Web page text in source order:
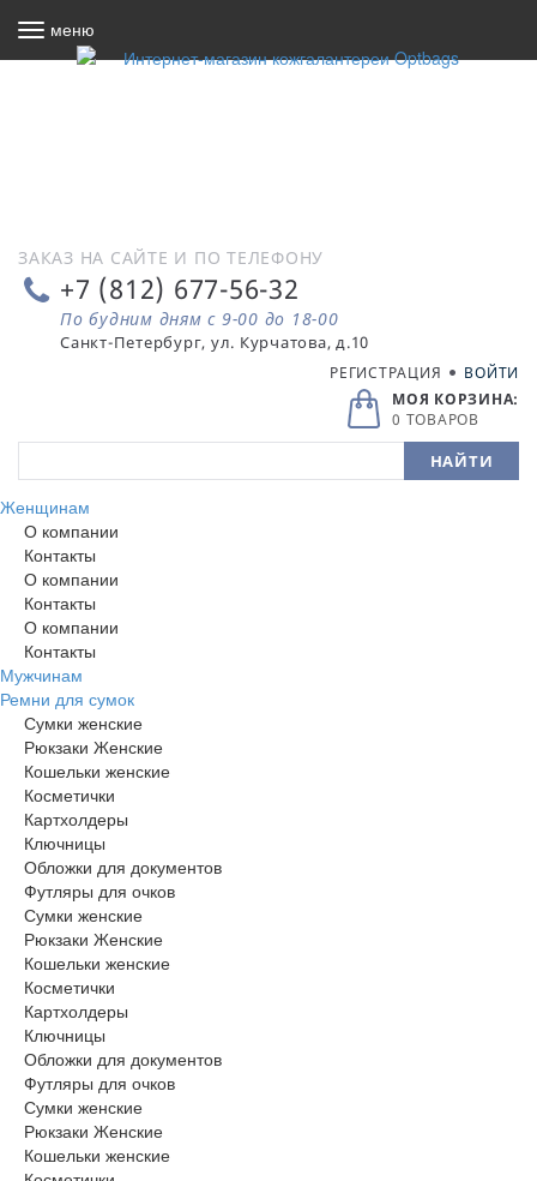
ЗАКАЗ НА САЙТЕ И ПО ТЕЛЕФОНУ
+7 (812) 677-56-32
По будним дням с 9-00 до 18-00
РЕГИСТРАЦИЯ
ВОЙТИ
МОЯ КОРЗИНА:
0 ТОВАРОВ
меню
Женщинам
О компании
Контакты
О компании
Контакты
О компании
Контакты
Мужчинам
Ремни для сумок
Сумки женские
Рюкзаки Женские
Кошельки женские
Косметички
Картхолдеры
Ключницы
Обложки для документов
Футляры для очков
Сумки женские
Рюкзаки Женские
Кошельки женские
Косметички
Картхолдеры
Ключницы
Обложки для документов
Футляры для очков
Сумки женские
Рюкзаки Женские
Кошельки женские